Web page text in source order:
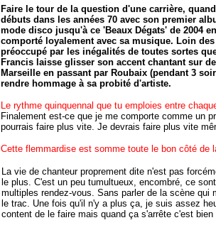
Faire le tour de la question d'une carrière,
débuts dans les années 70 avec son premier
mode disco jusqu'à ce 'Beaux Dégats' de 2004
comporté loyalement avec sa musique. Loin
préoccupé par les inégalités de toutes sortes
Francis laisse glisser son accent chantant sur
Marseille en passant par Roubaix (pendant 3
rendre hommage à sa probité d'artiste.
Le rythme quinquennal que tu emploies entre
Finalement est-ce que je me comporte comme un
pourrais faire plus vite. Je devrais faire plus vite
Cette flemmardise est somme toute le bon côté de
La vie de chanteur proprement dite n'est pas
le plus. C'est un peu tumultueux, encombré, ce
multiples rendez-vous. Sans parler de la scène qui
le trac. Une fois qu'il n'y a plus ça, je suis assez
content de le faire mais quand ça s'arrête c'est bien